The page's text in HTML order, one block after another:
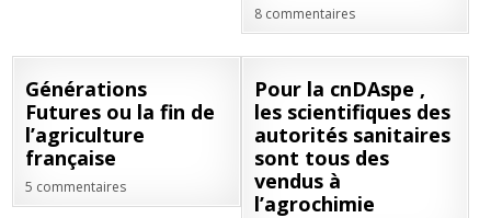
8 commentaires
JAN
2022
Générations
Futures ou la fin de
l’agriculture
française
5 commentaires
JAN
2022
Pour la cnDAspe ,
les scientifiques des
autorités sanitaires
sont tous des
vendus à
l’agrochimie